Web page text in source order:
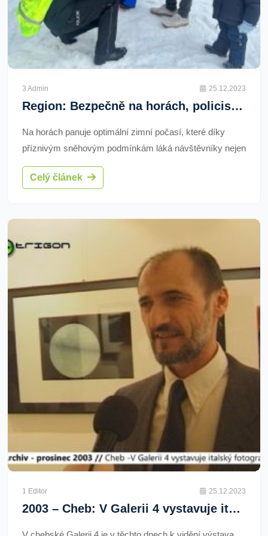
3 Admin 25.12.2023
Region: Bezpečně na horách, policisté upozorňují na rizika
Na horách panuje optimální zimní počasí, které díky
příznivým sněhovým podmínkám láká návštěvníky nejen
do lyžařských středisek, ale také k různým zimním
sportům či turistice.
Celý článek
1 Editor 25.12.2023
2003 – Cheb: V Galerii 4 vystavuje italský fotograf Pollini (TV Západ)